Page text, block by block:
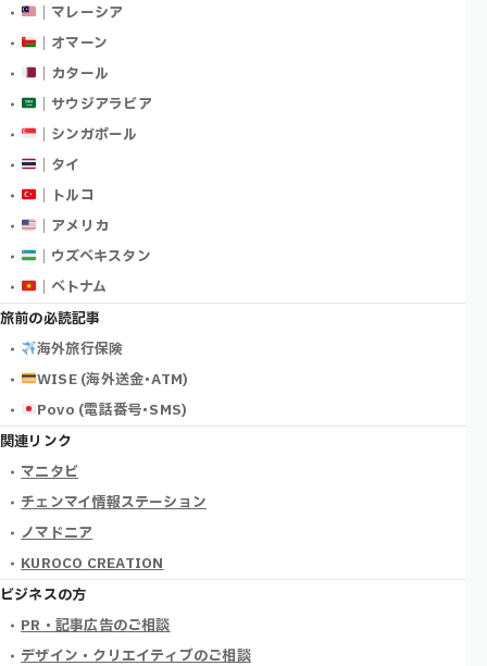
｜マレーシア
｜オマーン
｜カタール
｜サウジアラビア
｜シンガポール
｜タイ
｜トルコ
｜アメリカ
｜ウズベキスタン
｜ベトナム
旅前の必読記事
海外旅行保険
WISE (海外送金･ATM)
Povo (電話番号･SMS)
関連リンク
マニタビ
チェンマイ情報ステーション
ノマドニア
KUROCO CREATION
ビジネスの方
PR・記事広告のご相談
デザイン・クリエイティブのご相談